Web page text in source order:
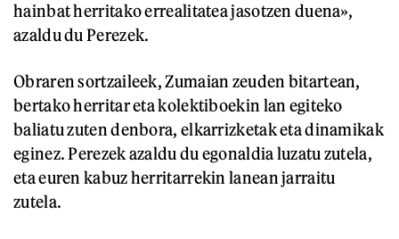
hainbat herritako errealitatea jasotzen duena»,
azaldu du Perezek.
Obraren sortzaileek, Zumaian zeuden bitartean,
bertako herritar eta kolektiboekin lan egiteko
baliatu zuten denbora, elkarrizketak eta dinamikak
eginez. Perezek azaldu du egonaldia luzatu zutela,
eta euren kabuz herritarrekin lanean jarraitu
zutela.